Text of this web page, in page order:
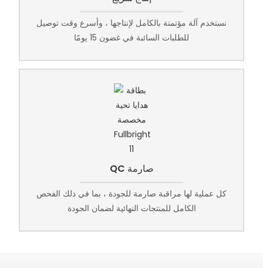
نستخدم آلة مؤتمتة بالكامل لإنتاجها ، وأسرع وقت توصيل
للطلبات السائبة في غضون 15 يومًا
QC صارمة
كل عملية لها مراقبة صارمة للجودة ، بما في ذلك الفحص
الكامل للمنتجات النهائية لضمان الجودة